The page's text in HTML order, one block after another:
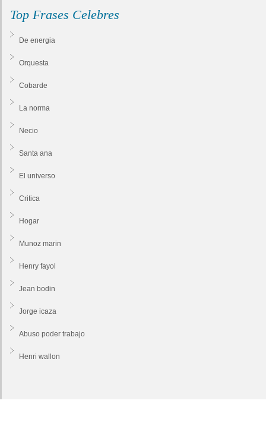
Top Frases Celebres
De energia
Orquesta
Cobarde
La norma
Necio
Santa ana
El universo
Critica
Hogar
Munoz marin
Henry fayol
Jean bodin
Jorge icaza
Abuso poder trabajo
Henri wallon